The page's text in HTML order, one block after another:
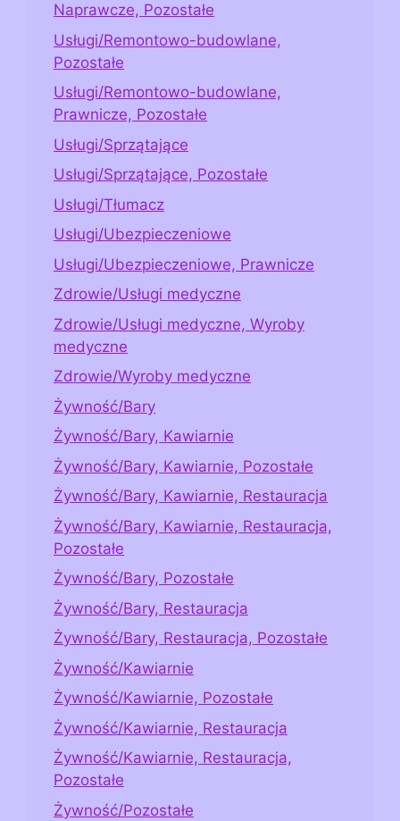
Naprawcze, Pozostałe
Usługi/Remontowo-budowlane,
Pozostałe
Usługi/Remontowo-budowlane,
Prawnicze, Pozostałe
Usługi/Sprzątające
Usługi/Sprzątające, Pozostałe
Usługi/Tłumacz
Usługi/Ubezpieczeniowe
Usługi/Ubezpieczeniowe, Prawnicze
Zdrowie/Usługi medyczne
Zdrowie/Usługi medyczne, Wyroby
medyczne
Zdrowie/Wyroby medyczne
Żywność/Bary
Żywność/Bary, Kawiarnie
Żywność/Bary, Kawiarnie, Pozostałe
Żywność/Bary, Kawiarnie, Restauracja
Żywność/Bary, Kawiarnie, Restauracja,
Pozostałe
Żywność/Bary, Pozostałe
Żywność/Bary, Restauracja
Żywność/Bary, Restauracja, Pozostałe
Żywność/Kawiarnie
Żywność/Kawiarnie, Pozostałe
Żywność/Kawiarnie, Restauracja
Żywność/Kawiarnie, Restauracja,
Pozostałe
Żywność/Pozostałe